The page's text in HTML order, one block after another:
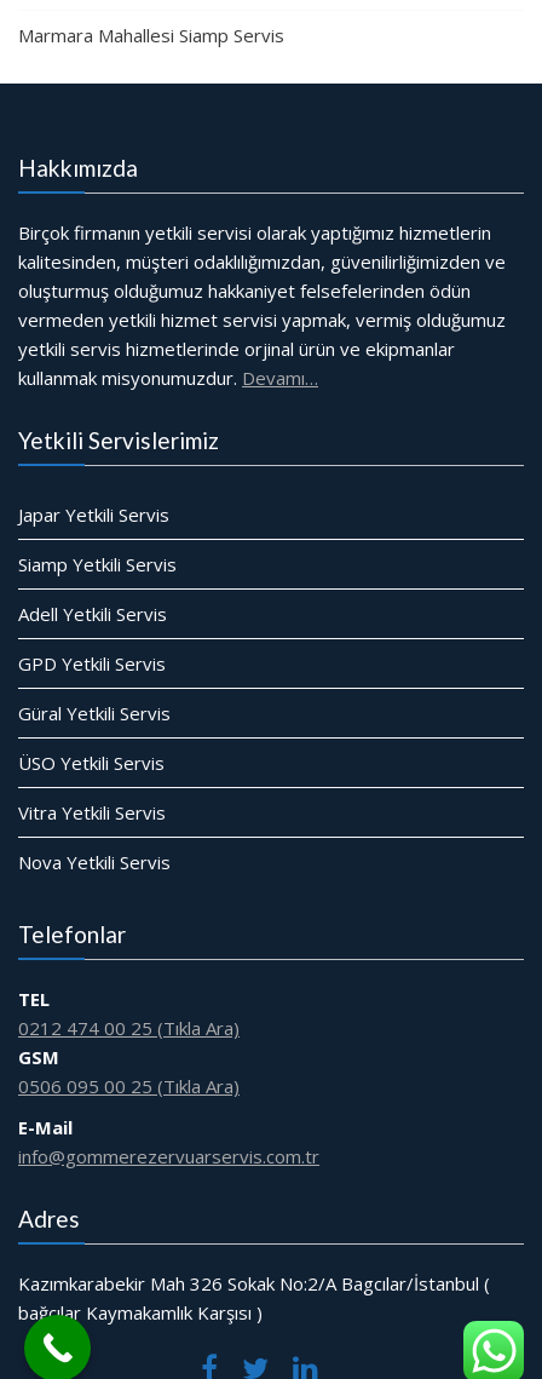
Marmara Mahallesi Siamp Servis
Hakkımızda
Birçok firmanın yetkili servisi olarak yaptığımız hizmetlerin
kalitesinden, müşteri odaklılığımızdan, güvenilirliğimizden ve
oluşturmuş olduğumuz hakkaniyet felsefelerinden ödün
vermeden yetkili hizmet servisi yapmak, vermiş olduğumuz
yetkili servis hizmetlerinde orjinal ürün ve ekipmanlar
kullanmak misyonumuzdur. Devamı…
Yetkili Servislerimiz
Japar Yetkili Servis
Siamp Yetkili Servis
Adell Yetkili Servis
GPD Yetkili Servis
Güral Yetkili Servis
ÜSO Yetkili Servis
Vitra Yetkili Servis
Nova Yetkili Servis
Telefonlar
TEL
0212 474 00 25 (Tıkla Ara)
GSM
0506 095 00 25 (Tıkla Ara)
E-Mail
info@gommerezervuarservis.com.tr
Adres
Kazımkarabekir Mah 326 Sokak No:2/A Bagcılar/İstanbul (
bağcılar Kaymakamlık Karşısı )